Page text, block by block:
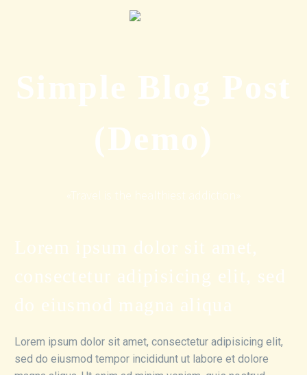
Simple Blog Post
(Demo)
«Travel is the healthiest addiction»
Lorem ipsum dolor sit amet,
consectetur adipisicing elit, sed
do eiusmod magna aliqua
Lorem ipsum dolor sit amet, consectetur adipisicing elit,
sed do eiusmod tempor incididunt ut labore et dolore